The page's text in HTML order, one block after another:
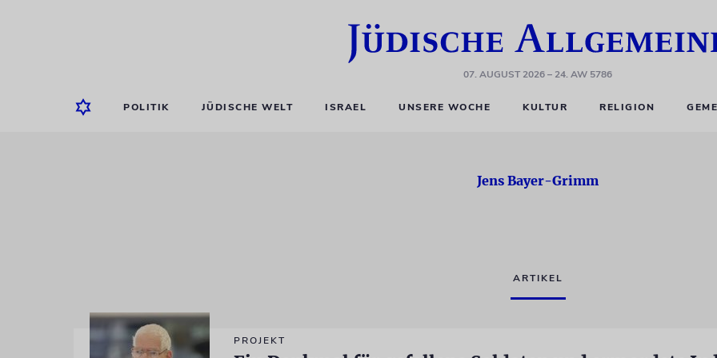
07. AUGUST 2026– 24. AW 5786
POLITIK JÜDISCHE WELT ISRAEL UNSERE WOCHE KULTUR RELIGION
Jens Bayer-Grimm
ARTIKEL
PROJEKT